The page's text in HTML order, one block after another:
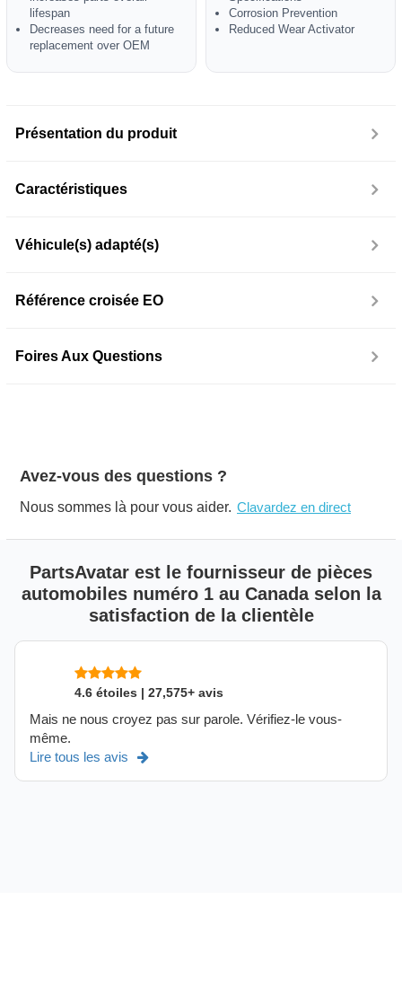
lifespan
Decreases need for a future
replacement over OEM
Corrosion Prevention
Reduced Wear Activator
Présentation du produit
Caractéristiques
Véhicule(s) adapté(s)
Référence croisée EO
Foires Aux Questions
Avez-vous des questions ?
Nous sommes là pour vous aider. Clavardez en direct
PartsAvatar est le fournisseur de pièces
automobiles numéro 1 au Canada selon la
satisfaction de la clientèle
4.6 étoiles | 27,575+ avis
Mais ne nous croyez pas sur parole. Vérifiez-le vous-
même.
Lire tous les avis